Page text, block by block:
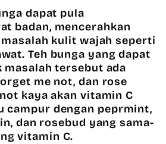
dapat pula
badan, mencerahkan
kulit wajah seperti
Teh bunga yang dapat
tersebut ada
me not, dan rose
kaya akan vitamin C
campur dengan peprmint,
dan rosebud yang sama-
vitamin C.